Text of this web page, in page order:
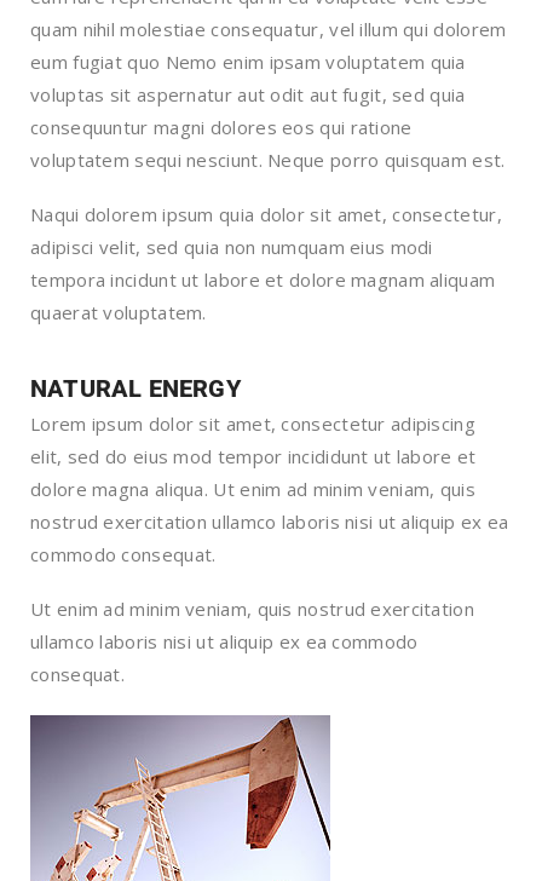
quam nihil molestiae consequatur, vel illum qui dolorem
eum fugiat quo Nemo enim ipsam voluptatem quia
voluptas sit aspernatur aut odit aut fugit, sed quia
consequuntur magni dolores eos qui ratione
voluptatem sequi nesciunt. Neque porro quisquam est.
Naqui dolorem ipsum quia dolor sit amet, consectetur,
adipisci velit, sed quia non numquam eius modi
tempora incidunt ut labore et dolore magnam aliquam
quaerat voluptatem.
NATURAL ENERGY
Lorem ipsum dolor sit amet, consectetur adipiscing
elit, sed do eius mod tempor incididunt ut labore et
dolore magna aliqua. Ut enim ad minim veniam, quis
nostrud exercitation ullamco laboris nisi ut aliquip ex ea
commodo consequat.
Ut enim ad minim veniam, quis nostrud exercitation
ullamco laboris nisi ut aliquip ex ea commodo
consequat.